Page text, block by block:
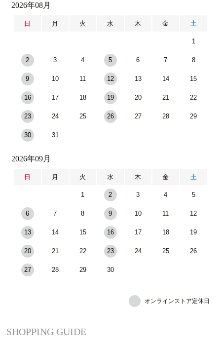
2026年08月
日 月 火 水 木 金 土
1
2 3 4 5 6 7 8
9 10 11 12 13 14 15
16 17 18 19 20 21 22
23 24 25 26 27 28 29
30 31
2026年09月
日 月 火 水 木 金 土
1 2 3 4 5
6 7 8 9 10 11 12
13 14 15 16 17 18 19
20 21 22 23 24 25 26
27 28 29 30
オンラインストア定休日
SHOPPING GUIDE